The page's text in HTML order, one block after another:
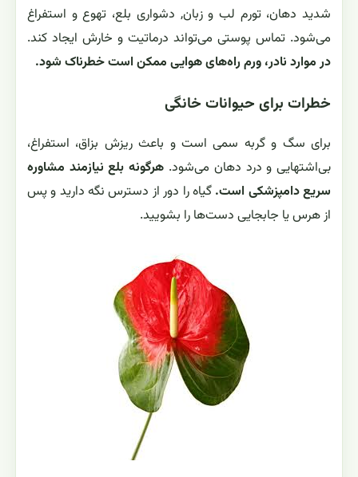
شدید دهان، تورم لب و زبان, دشواری بلع، تهوع و استفراغ
می‌شود. تماس پوستی می‌تواند درماتیت و خارش ایجاد کند.
در موارد نادر، ورم راه‌های هوایی ممکن است خطرناک شود.
خطرات برای حیوانات خانگی
برای سگ و گربه سمی است و باعث ریزش بزاق، استفراغ،
بی‌اشتهایی و درد دهان می‌شود. هرگونه بلع نیازمند مشاوره
سریع دامپزشکی است. گیاه را دور از دسترس نگه دارید و پس
از هرس یا جابجایی دست‌ها را بشویید.